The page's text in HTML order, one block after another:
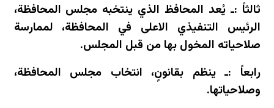
ثالثاً :ـ يُعد المحافظ الذي ينتخبه مجلس المحافظة،
الرئيس التنفيذي الاعلى في المحافظة، لممارسة
صلاحياته المخول بها من قبل المجلس.
رابعاً :ـ ينظم بقانونٍ، انتخاب مجلس المحافظة،
وصلاحياتها.